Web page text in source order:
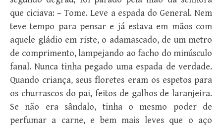
que ciciava: – Tome. Leve a espada do General. Nem
teve tempo para pensar e já estava em mãos com
aquele gládio em riste, o adamascado, de um metro
de comprimento, lampejando ao facho do minúsculo
fanal. Nunca tinha pegado uma espada de verdade.
Quando criança, seus floretes eram os espetos para
os churrascos do pai, feitos de galhos de laranjeira.
Se não era sândalo, tinha o mesmo poder de
perfumar a carne, e bem mais leves que o aço